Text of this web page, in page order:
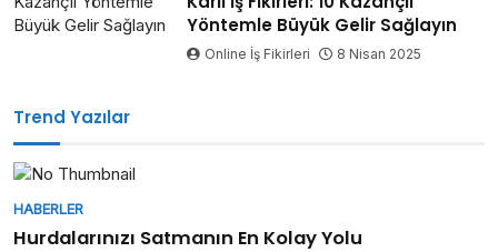
Yöntemle Büyük Gelir Sağlayın
Online İş Fikirleri 8 Nisan 2025
Trend Yazılar
HABERLER
Hurdalarınızı Satmanın En Kolay Yolu